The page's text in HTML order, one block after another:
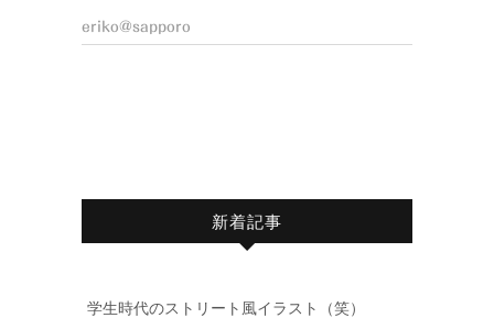
d
Li
eriko@sapporo
新着記事
学生時代のストリート風イラスト（笑）